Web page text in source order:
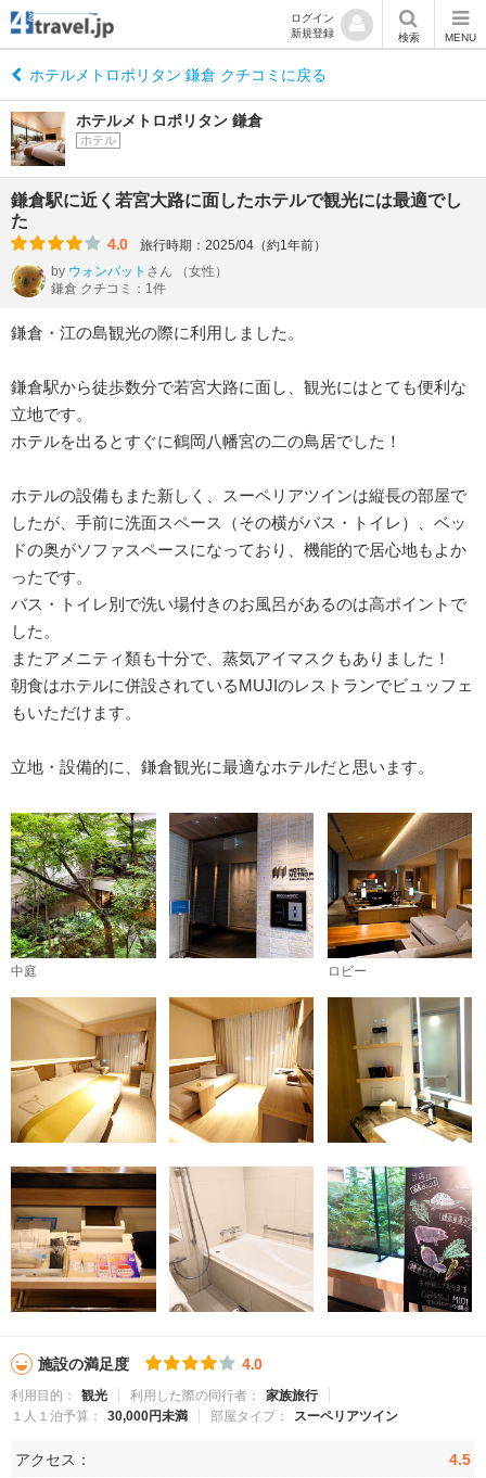
ログイン
新規登録
検索 MENU
ホテルメトロポリタン 鎌倉 クチコミに戻る
ホテルメトロポリタン 鎌倉
ホテル
鎌倉駅に近く若宮大路に面したホテルで観光には最適でし
た
4.0
旅行時期：2025/04（約1年前）
by ウォンバット さん
（女性）
鎌倉 クチコミ：1件
鎌倉・江の島観光の際に利用しました。
鎌倉駅から徒歩数分で若宮大路に面し、観光にはとても便利な
立地です。
ホテルを出るとすぐに鶴岡八幡宮の二の鳥居でした！
ホテルの設備もまた新しく、スーペリアツインは縦長の部屋で
したが、手前に洗面スペース（その横がバス・トイレ）、ベッ
ドの奥がソファスペースになっており、機能的で居心地もよか
ったです。
バス・トイレ別で洗い場付きのお風呂があるのは高ポイントで
した。
またアメニティ類も十分で、蒸気アイマスクもありました！
朝食はホテルに併設されているMUJIのレストランでビュッフェ
もいただけます。
立地・設備的に、鎌倉観光に最適なホテルだと思います。
中庭 ロビー
施設の満足度 4.0
利用目的： 観光 利用した際の同行者：
家族旅行
１人１泊予算：
30,000円未満 部屋タイプ： スーペリアツイン
アクセス： 4.5